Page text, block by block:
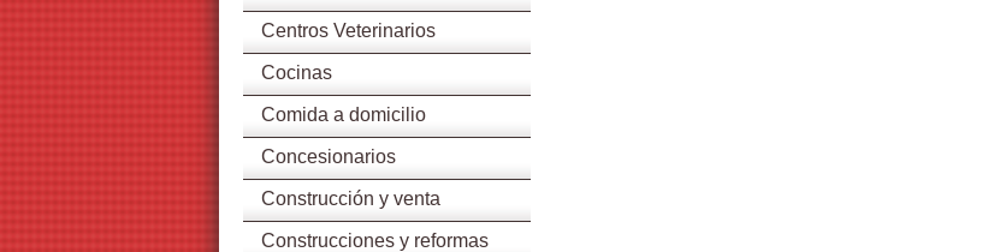
Centros Veterinarios
Cocinas
Comida a domicilio
Concesionarios
Construcción y venta
Construcciones y reformas